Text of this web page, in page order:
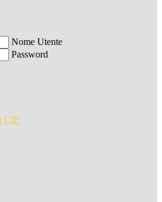
Nome Utente
Password
CIE